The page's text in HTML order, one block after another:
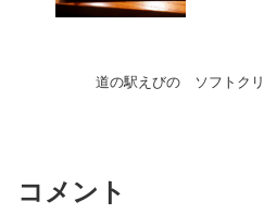
道の駅えびの ソフトク
コメント